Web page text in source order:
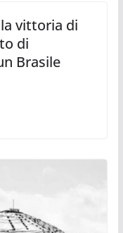
vittoria di
di
Brasile